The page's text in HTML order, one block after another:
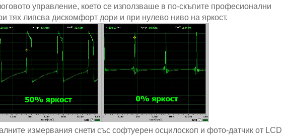
управление, което се използваше в по-скъпите професионални
тях липсва дискомфорт дори и при нулево ниво на яркост.
измервания снети със софтуерен осцилоскоп и фото-датчик от LCD